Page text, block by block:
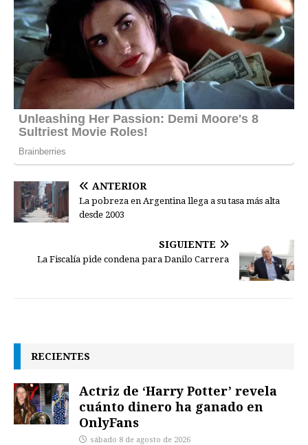
ANTERIOR
La pobreza en Argentina llega a su tasa más alta
desde 2003
SIGUIENTE
La Fiscalía pide condena para Danilo Carrera
RECIENTES
Actriz de ‘Harry Potter’ revela
cuánto dinero ha ganado en
OnlyFans
sábado 8 de agosto de 2026